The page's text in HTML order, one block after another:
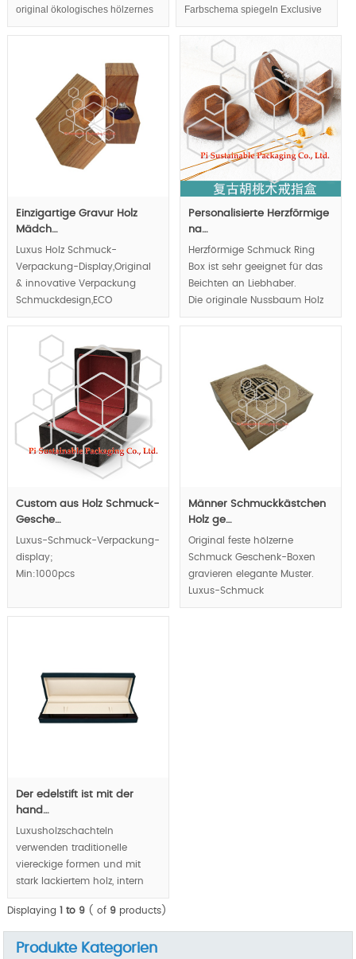
original ökologisches hölzernes
und lebendiges Scharnier in
Farbschema spiegeln Exclusive
Ton, original Wein innovative
Verpackungsdesign gelten
mehrere Material und kreative
Verschluss-System. Luxus und
innovativen Wein anzeigen
sowie die königliche innere Fach
werden Luxus und innovative
Elemente für Luxusmarken Wein.
Einzigartige Gravur Holz
Mädch…
Luxus Holz Schmuck-
Verpackung-Display,Original
& innovative Verpackung
Schmuckdesign,ECO
freundliche Verpackung ,
MOQ:1000pcs;
Personalisierte Herzförmige
na…
Herzförmige Schmuck Ring
Box ist sehr geeignet für das
Beichten an Liebhaber.
Die originale Nussbaum Holz
Schmuckschatulle ist
Diamantschmuckringen zu
verbessern.Das robuste
Magnetbefestigungssystem
vermittelt dem
Endverbraucher das Gefühl
von Luxus durch Berührung.
Custom aus Holz Schmuck-
Gesche…
Luxus-Schmuck-Verpackung-
display;
Min:1000pcs
Männer Schmuckkästchen
Holz ge…
Original feste hölzerne
Schmuck Geschenk-Boxen
gravieren elegante Muster.
Luxus-Schmuck
Verpackungen Boxen Display-
Der edelstift ist mit der
hand…
Luxusholzschachteln
verwenden traditionelle
viereckige formen und mit
stark lackiertem holz, intern
als kassenbemalung.
MOQ:1000pcs.
Displaying 1 to 9( of 9products)
Produkte Kategorien